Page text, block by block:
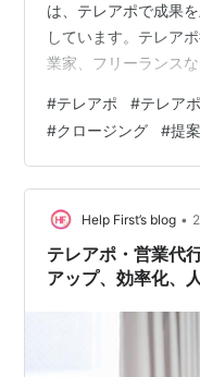
は、テレアポで成果
しています。テレア
業家、フリーランス
レアポの苦手意識を
じめに テレアポ中の
き、成果を上げる 顧
拶 顧客の名前を呼ぶ
ーズの把握 質問を駆
る 顧客の話を共感的
#テレアポ #テレア
#クロージング #提案
Help First’s blog •
テレアポ・営業代
アップ、効率化、